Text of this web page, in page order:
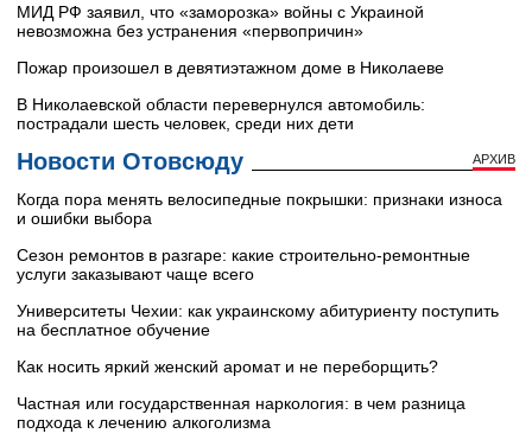
МИД РФ заявил, что «заморозка» войны с Украиной
невозможна без устранения «первопричин»
Пожар произошел в девятиэтажном доме в Николаеве
В Николаевской области перевернулся автомобиль:
пострадали шесть человек, среди них дети
Новости Отовсюду АРХИВ
Когда пора менять велосипедные покрышки: признаки износа
и ошибки выбора
Сезон ремонтов в разгаре: какие строительно-ремонтные
услуги заказывают чаще всего
Университеты Чехии: как украинскому абитуриенту поступить
на бесплатное обучение
Как носить яркий женский аромат и не переборщить?
Частная или государственная наркология: в чем разница
подхода к лечению алкоголизма